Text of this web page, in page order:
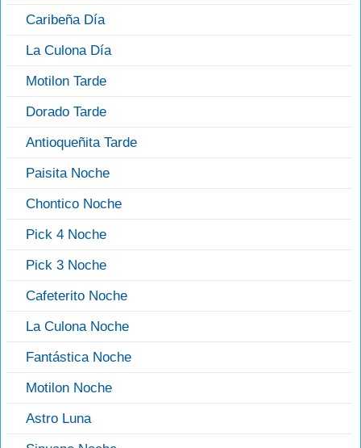
Caribeña Día
La Culona Día
Motilon Tarde
Dorado Tarde
Antioqueñita Tarde
Paisita Noche
Chontico Noche
Pick 4 Noche
Pick 3 Noche
Cafeterito Noche
La Culona Noche
Fantástica Noche
Motilon Noche
Astro Luna